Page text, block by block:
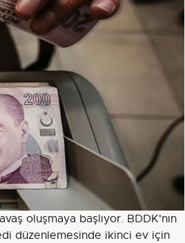
oluşmaya başlıyor. BDDK'nın
düzenlemesinde ikinci ev için